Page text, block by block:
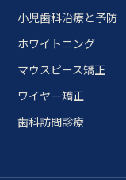
小児歯科治療と予防
ホワイトニング
マウスピース矯正
ワイヤー矯正
歯科訪問診療